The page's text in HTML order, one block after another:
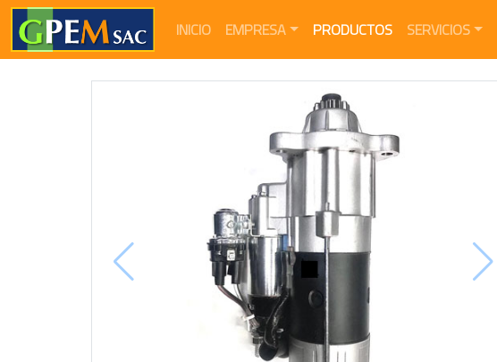
INICIO(current)
EMPRESA PRODUCTOS SERVICIOS